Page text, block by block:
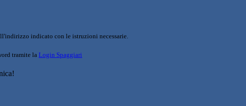
indicato con le istruzioni necessarie.
tramite la Login Spaggiari